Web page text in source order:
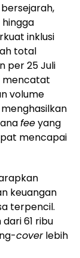
inklusi
total
per 25 Juli
mencatat
volume
feeyang
mencapai
keuangan
terpencil.
61 ribu
coverlebih